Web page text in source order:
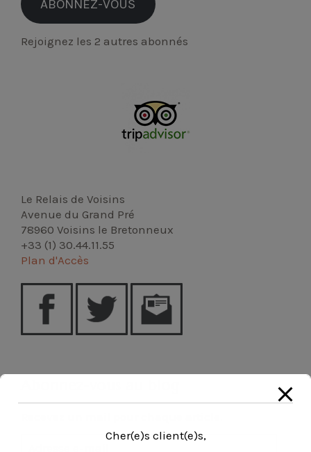
ABONNEZ-VOUS
Rejoignez les 2 autres abonnés
Le Relais de Voisins
Avenue du Grand Pré
78960 Voisins le Bretonneux
+33 (1) 30.44.11.55
Plan d'Accès
Cher(e)s client(e)s,